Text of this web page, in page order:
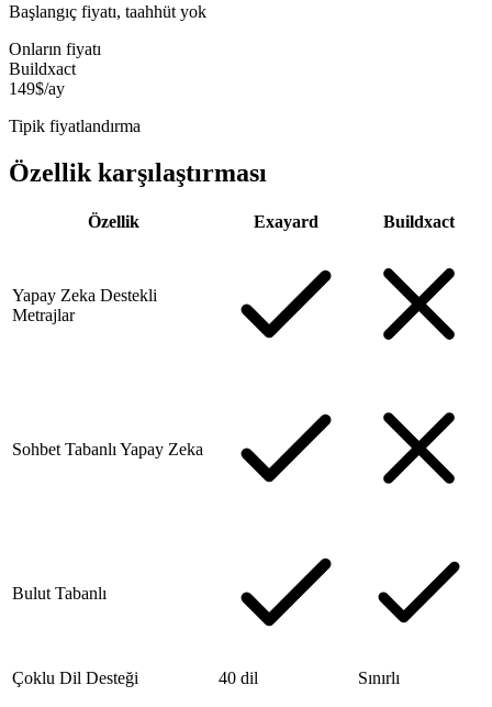
Başlangıç fiyatı, taahhüt yok
Onların fiyatı
Buildxact
149$/ay
Tipik fiyatlandırma
Özellik karşılaştırması
Özellik Exayard Buildxact
Yapay Zeka Destekli
Metrajlar
Sohbet Tabanlı Yapay Zeka
Bulut Tabanlı
Çoklu Dil Desteği 40 dil Sınırlı